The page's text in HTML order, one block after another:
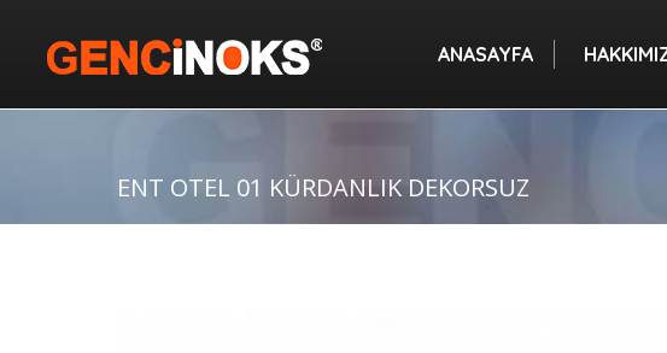
ANASAYFA
ENT OTEL 01 KÜRDANLIK DEKORSUZ